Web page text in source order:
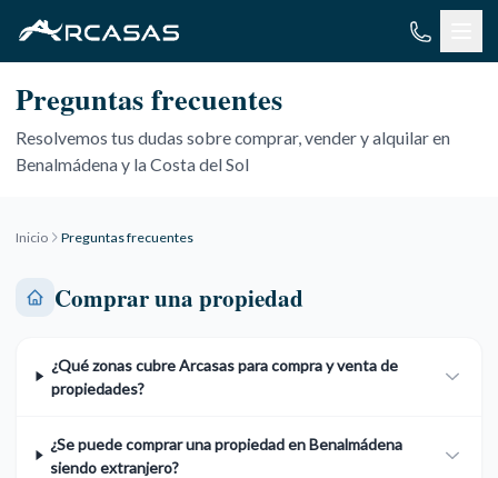
Preguntas frecuentes
Resolvemos tus dudas sobre comprar, vender y alquilar en
Benalmádena y la Costa del Sol
Inicio Preguntas frecuentes
Comprar una propiedad
¿Qué zonas cubre Arcasas para compra y venta de
propiedades?
¿Se puede comprar una propiedad en Benalmádena
siendo extranjero?